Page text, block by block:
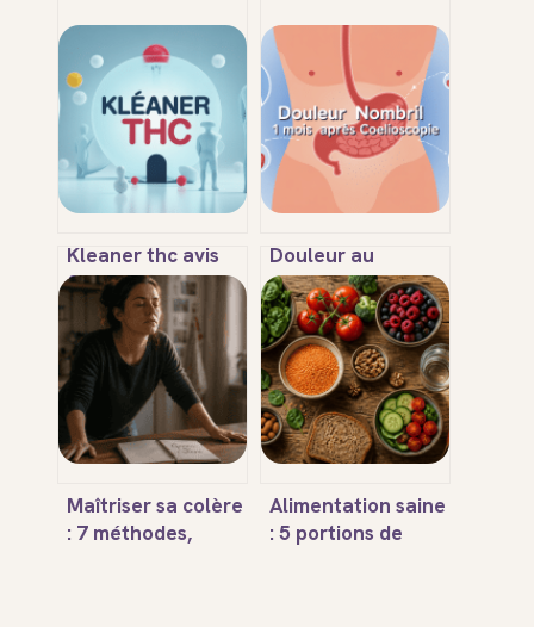
Kleaner thc avis
fiables et tests :
efficacité, risques
et alternatives
Douleur au
nombril 1 mois
après
coelioscopie :
quand
s’inquiéter ?
Maîtriser sa colère
: 7 méthodes,
Alimentation saine
: 5 portions de